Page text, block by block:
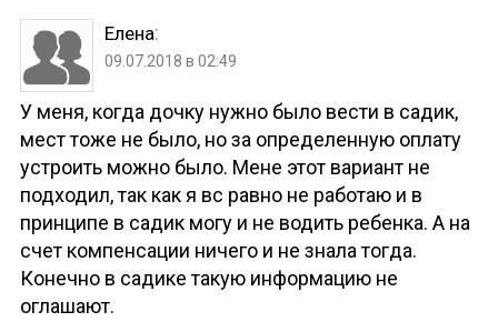
Елена:
09.07.2018 в 02:49
У меня, когда дочку нужно было вести в садик,
мест тоже не было, но за определенную оплату
устроить можно было. Мене этот вариант не
подходил, так как я вс равно не работаю и в
принципе в садик могу и не водить ребенка. А на
счет компенсации ничего и не знала тогда.
Конечно в садике такую информацию не
оглашают.